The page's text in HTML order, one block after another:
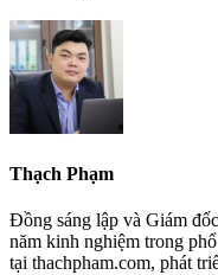
Thạch Phạm
Đồng sáng lập và Giám
năm kinh nghiệm trong
tại thachpham.com, phát